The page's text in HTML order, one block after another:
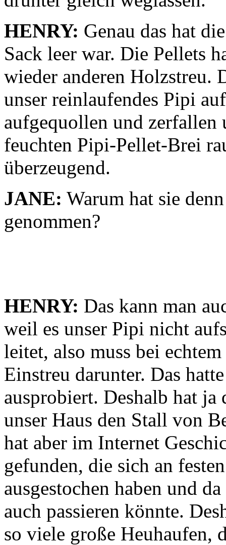
HENRY: Genau das hat
Sack leer war. Die Pellets
wieder anderen Holzstreu.
unser reinlaufendes Pipi
aufgequollen und zerfallen
feuchten Pipi-Pellet-Brei
überzeugend.
JANE: Warum hat sie
genommen?
HENRY: Das kann man
weil es unser Pipi nicht
leitet, also muss bei
Einstreu darunter. Das
ausprobiert. Deshalb hat
unser Haus den Stall von
hat aber im Internet
gefunden, die sich an
ausgestochen haben und
auch passieren könnte.
so viele große Heuhaufen,